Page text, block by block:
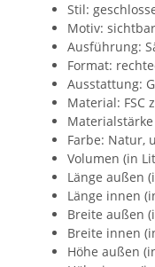
Stil:
Motiv:
Ausführung:
Format:
Ausstattung:
Material: FSC
Materialstärke
Farbe: Natur,
Volumen (in
Länge außen
Länge innen
Breite außen
Breite innen
Höhe außen